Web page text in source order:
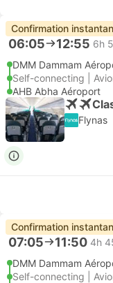
Confirmation
06:05 12:55 6h
DMM Dammam
Self-connecting |
AHB Abha Aéroport
Flynas
Confirmation
07:05 11:50 4h
DMM Dammam
Self-connecting |